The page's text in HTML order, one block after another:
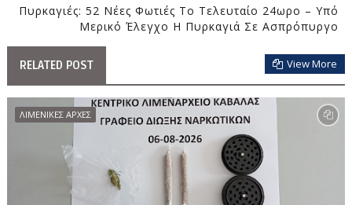
Πυρκαγιές: 52 Νέες Φωτιές Το Τελευταίο 24ωρο – Υπό
Μερικό Έλεγχο Η Πυρκαγιά Σε Ασπρόπυργο
RELATED POST View More
ΛΙΜΕΝΙΚΕΣ ΑΡΧΕΣ